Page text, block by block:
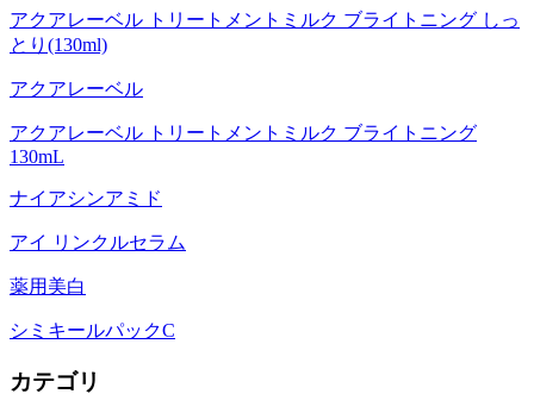
アクアレーベル トリートメントミルク ブライトニング しっ
とり(130ml)
アクアレーベル
アクアレーベル トリートメントミルク ブライトニング
130mL
ナイアシンアミド
アイ リンクルセラム
薬用美白
シミキールパックC
カテゴリ